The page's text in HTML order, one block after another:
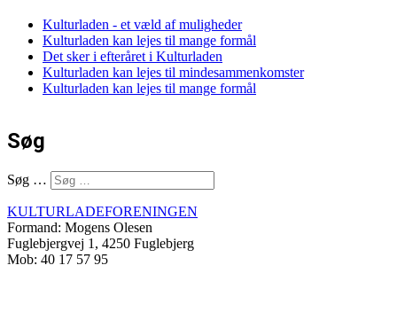
Kulturladen - et væld af muligheder
Kulturladen kan lejes til mange formål
Det sker i efteråret i Kulturladen
Kulturladen kan lejes til mindesammenkomster
Kulturladen kan lejes til mange formål
Søg
Søg …
KULTURLADEFORENINGEN
Formand: Mogens Olesen
Fuglebjergvej 1, 4250 Fuglebjerg
Mob: 40 17 57 95